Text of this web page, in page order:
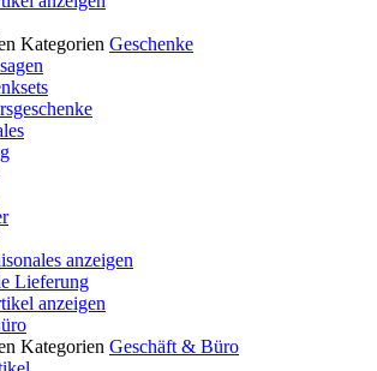
Kategorien Geschenke
anzeigen
Lieferung
anzeigen
Kategorien Geschäft & Büro